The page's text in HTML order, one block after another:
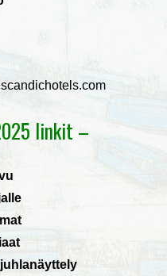
linkit –